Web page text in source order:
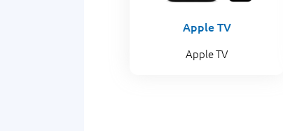
Apple TV
Apple TV